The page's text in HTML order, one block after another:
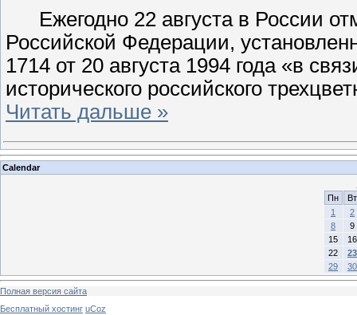
Ежегодно 22 августа в России
Российской Федерации,
1714 от 20 августа 1994 года «в
исторического российского
Читать дальше »
Calendar
Пн
Вт
1
2
8
9
15
16
22
23
29
30
Полная версия сайта
Бесплатный хостинг uCoz